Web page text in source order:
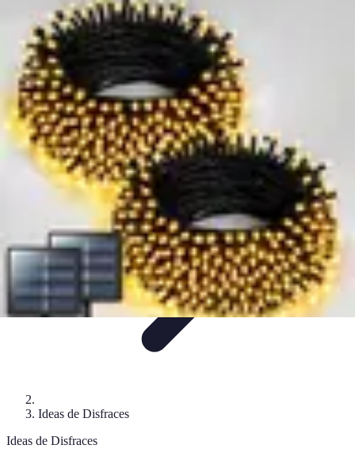
Disfraces Halloween
Listas y ConsejosGuías y
TutorialesTendenciasComparativos Disfraces Clásicos
Disfraces Halloween
Ideas de Disfraces
Ideas de Disfraces